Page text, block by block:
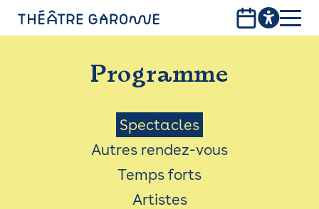
PROGRAMME
INFOS PRATIQUES
AVEC LES PUBLICS
ACCESSIBILITÉ
LES PRODUCTIONS
Programme
Menu
Saison
Spectacles
Autres rendez-vous
Temps forts
Artistes